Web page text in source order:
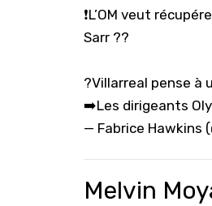
❗️L’OM veut
Sarr ??
?Villarreal pense à
➡️Les dirigeants
— Fabrice Hawkins
Melvin